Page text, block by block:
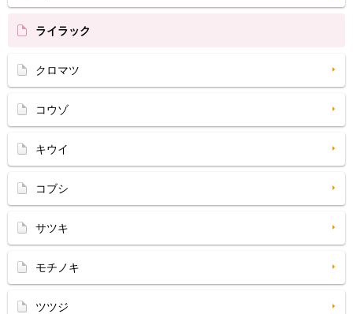
ライラック
クロマツ
コウゾ
キウイ
コブシ
サツキ
モチノキ
ツツジ